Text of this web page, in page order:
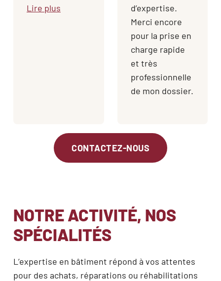
désordre sur une
Lire plus
d’expertise.
Merci encore
pour la prise en
charge rapide
et très
professionnelle
de mon dossier.
CONTACTEZ-NOUS
NOTRE ACTIVITÉ, NOS
SPÉCIALITÉS
L’expertise en bâtiment répond à vos attentes
pour des achats, réparations ou réhabilitations